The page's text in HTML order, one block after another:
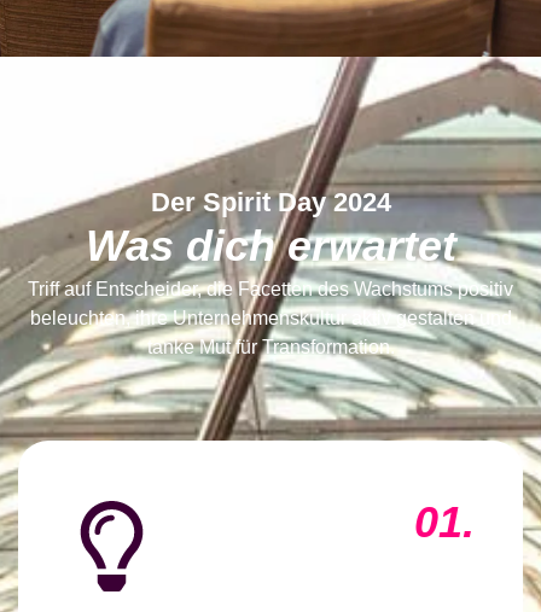
Der Spirit Day 2024
Was dich erwartet
Triff auf Entscheider, die Facetten des Wachstums positiv
beleuchten, ihre Unternehmenskultur aktiv gestalten und
tanke Mut für Transformation.
01.